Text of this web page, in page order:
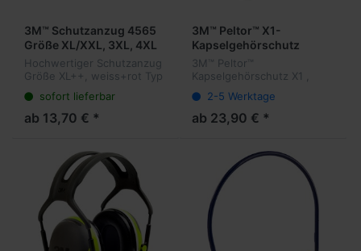
3M™ Schutzanzug 4565
Größe XL/XXL, 3XL, 4XL
Hochwertiger Schutzanzug
Größe XL++, weiss+rot Typ
sofort lieferbar
ab 13,70 € *
3M™ Peltor™ X1-
Kapselgehörschutz
3M™ Peltor™
Kapselgehörschutz X1 ,
2-5 Werktage
ab 23,90 € *